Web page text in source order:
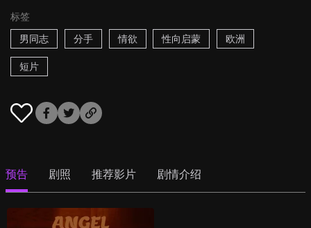
标签
男同志
分手 情欲 性向启蒙 欧洲
短片
预告 剧照 推荐影片 剧情介绍